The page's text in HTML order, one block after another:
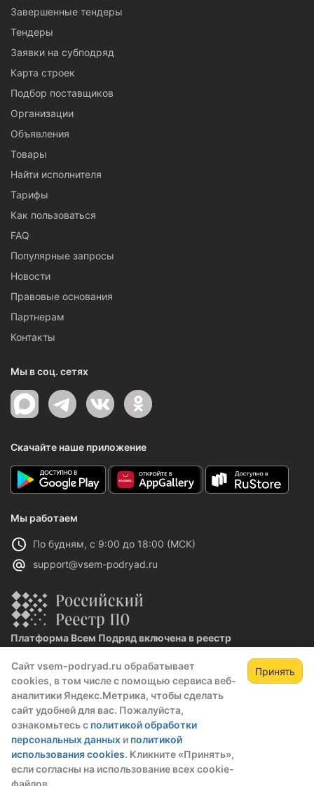
Сайт vsem-podryad.ru обрабатывает
cookies, в том числе с помощью сервиса веб-
аналитики Яндекс.Метрика, чтобы сделать
сайт удобней для вас. Пожалуйста,
ознакомьтесь с политикой обработки
персональных данных и политикой
использования cookies. Кликните «Принять»,
если согласны на использование всех cookie-
файлов.
Принять
Завершенные тендеры
Тендеры
Заявки на субподряд
Карта строек
Подбор поставщиков
Организации
Объявления
Товары
Найти исполнителя
Тарифы
Как пользоваться
FAQ
Популярные запросы
Новости
Правовые основания
Партнерам
Контакты
Мы в соц. сетях
Скачайте наше приложение
Мы работаем
По будням, с 9:00 до 18:00 (МСК)
support@vsem-podryad.ru
Платформа Всем Подряд включена в реестр
Реестровая запись №32021 от 06.02.2026
Политика конфиденциальности
О компании
© 2016 — 2026 ООО "Промтех"